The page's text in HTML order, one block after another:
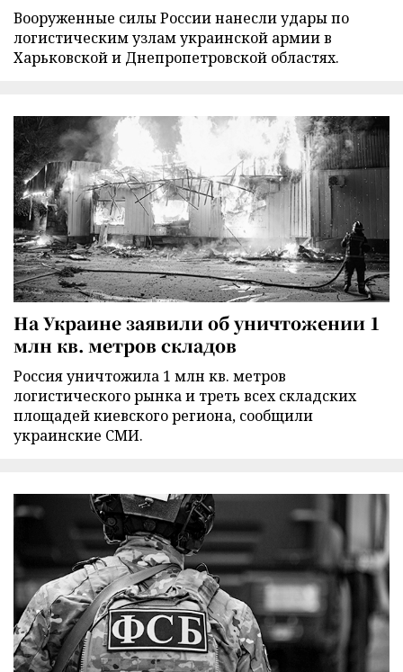
Вооруженные силы России нанесли удары по
логистическим узлам украинской армии в
Харьковской и Днепропетровской областях.
На Украине заявили об уничтожении 1
млн кв. метров складов
Россия уничтожила 1 млн кв. метров
логистического рынка и треть всех складских
площадей киевского региона, сообщили
украинские СМИ.